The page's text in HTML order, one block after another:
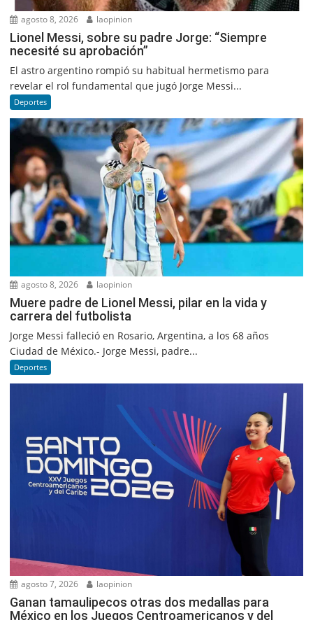
agosto 8, 2026 laopinion
Lionel Messi, sobre su padre Jorge: “Siempre
necesité su aprobación”
El astro argentino rompió su habitual hermetismo para
revelar el rol fundamental que jugó Jorge Messi...
Deportes
agosto 8, 2026 laopinion
Muere padre de Lionel Messi, pilar en la vida y
carrera del futbolista
Jorge Messi falleció en Rosario, Argentina, a los 68 años
Ciudad de México.- Jorge Messi, padre...
Deportes
agosto 7, 2026 laopinion
Ganan tamaulipecos otras dos medallas para
México en los Juegos Centroamericanos y del